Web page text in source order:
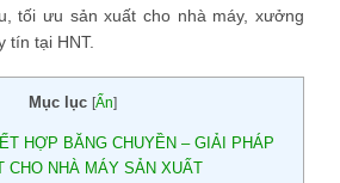
tối ưu sản xuất cho nhà máy, xưởng
tín tại HNT.
Mục lục [Ẩn]
HỢP BĂNG CHUYỀN – GIẢI PHÁP
CHO NHÀ MÁY SẢN XUẤT